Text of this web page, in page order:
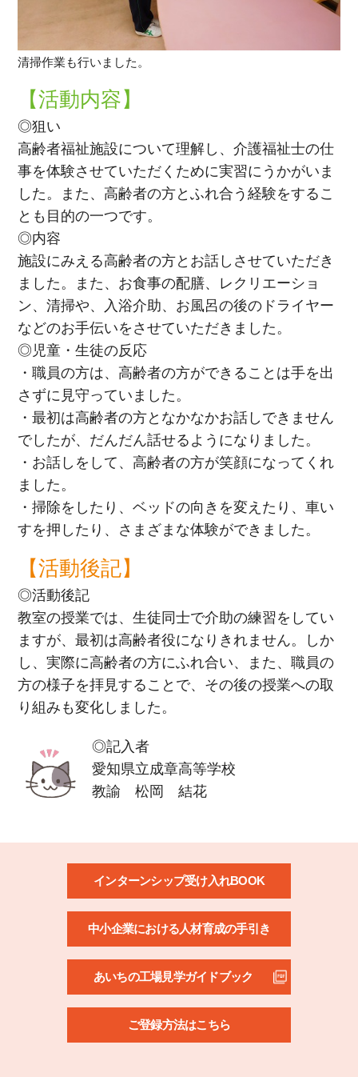
清掃作業も行いました。
【活動内容】
◎狙い
高齢者福祉施設について理解し、介護福祉士の仕
事を体験させていただくために実習にうかがいま
した。また、高齢者の方とふれ合う経験をするこ
とも目的の一つです。
◎内容
施設にみえる高齢者の方とお話しさせていただき
ました。また、お食事の配膳、レクリエーショ
ン、清掃や、入浴介助、お風呂の後のドライヤー
などのお手伝いをさせていただきました。
◎児童・生徒の反応
・職員の方は、高齢者の方ができることは手を出
さずに見守っていました。
・最初は高齢者の方となかなかお話しできません
でしたが、だんだん話せるようになりました。
・お話しをして、高齢者の方が笑顔になってくれ
ました。
・掃除をしたり、ベッドの向きを変えたり、車い
すを押したり、さまざまな体験ができました。
【活動後記】
◎活動後記
教室の授業では、生徒同士で介助の練習をしてい
ますが、最初は高齢者役になりきれません。しか
し、実際に高齢者の方にふれ合い、また、職員の
方の様子を拝見することで、その後の授業への取
り組みも変化しました。
◎記入者
愛知県立成章高等学校
教諭 松岡 結花
インターンシップ受け入れBOOK
中小企業における人材育成の手引き
あいちの工場見学ガイドブック
ご登録方法はこちら